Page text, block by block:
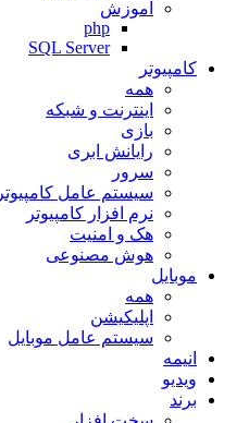
آموزش
php
SQL Server
کامپیوتر
همه
اینترنت و شبکه
بازی
رایانش ابری
سرور
سیستم عامل کامپیوتر
نرم افزار کامپیوتر
هک و امنیت
هوش مصنوعی
موبایل
همه
اپلیکیشن
سیستم عامل موبایل
انیمه
ویدیو
برند